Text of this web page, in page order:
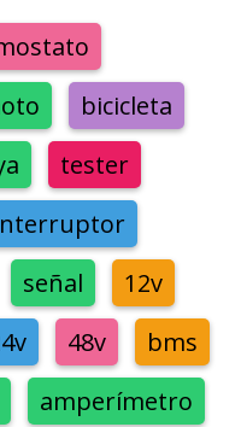
bicicleta
tester
señal
12v
48v
bms
amperímetro